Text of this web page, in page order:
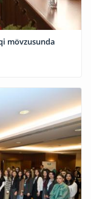
mövzusunda